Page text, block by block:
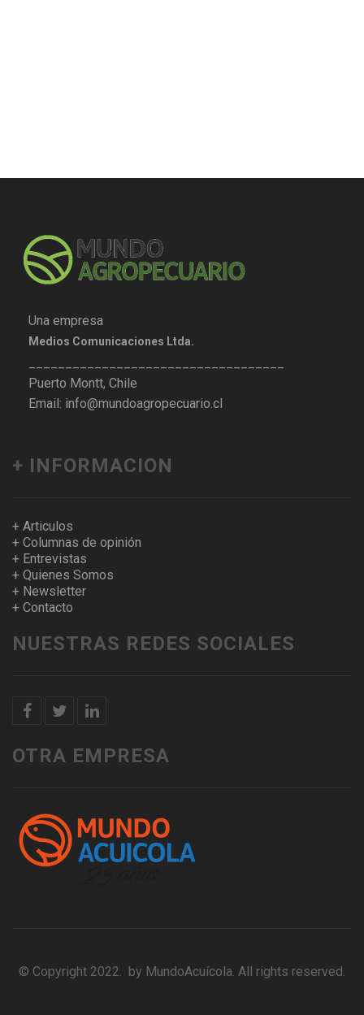
Una empresa
Medios Comunicaciones Ltda.
Puerto Montt, Chile
Email: info@mundoagropecuario.cl
+ INFORMACION
+ Articulos
+ Columnas de opinión
+ Entrevistas
+ Quienes Somos
+ Newsletter
+ Contacto
NUESTRAS REDES SOCIALES
OTRA EMPRESA
© Copyright 2022. by MundoAcuícola. All rights reserved.